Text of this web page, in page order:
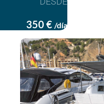
350 €/día